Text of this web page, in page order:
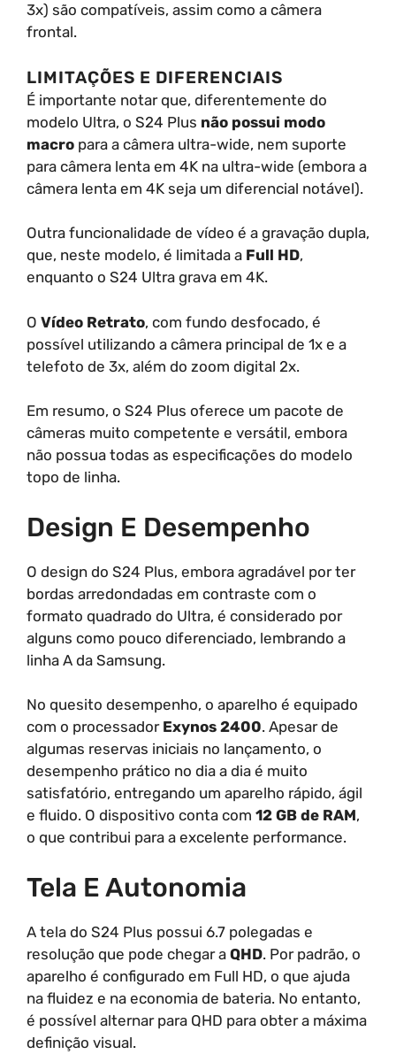
3x) são compatíveis, assim como a câmera
frontal.
LIMITAÇÕES E DIFERENCIAIS
É importante notar que, diferentemente do
modelo Ultra, o S24 Plus não possui modo
macro para a câmera ultra-wide, nem suporte
para câmera lenta em 4K na ultra-wide (embora a
câmera lenta em 4K seja um diferencial notável).
Outra funcionalidade de vídeo é a gravação dupla,
que, neste modelo, é limitada a Full HD,
enquanto o S24 Ultra grava em 4K.
O Vídeo Retrato, com fundo desfocado, é
possível utilizando a câmera principal de 1x e a
telefoto de 3x, além do zoom digital 2x.
Em resumo, o S24 Plus oferece um pacote de
câmeras muito competente e versátil, embora
não possua todas as especificações do modelo
topo de linha.
Design E Desempenho
O design do S24 Plus, embora agradável por ter
bordas arredondadas em contraste com o
formato quadrado do Ultra, é considerado por
alguns como pouco diferenciado, lembrando a
linha A da Samsung.
No quesito desempenho, o aparelho é equipado
com o processador Exynos 2400. Apesar de
algumas reservas iniciais no lançamento, o
desempenho prático no dia a dia é muito
satisfatório, entregando um aparelho rápido, ágil
e fluido. O dispositivo conta com 12 GB de RAM,
o que contribui para a excelente performance.
Tela E Autonomia
A tela do S24 Plus possui 6.7 polegadas e
resolução que pode chegar a QHD. Por padrão, o
aparelho é configurado em Full HD, o que ajuda
na fluidez e na economia de bateria. No entanto,
é possível alternar para QHD para obter a máxima
definição visual.